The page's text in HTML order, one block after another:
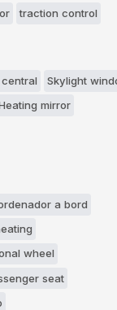
traction control
Skylight
mirror
a bord
wheel
seat